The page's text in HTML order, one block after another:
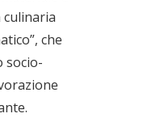
culinaria
che
socio-